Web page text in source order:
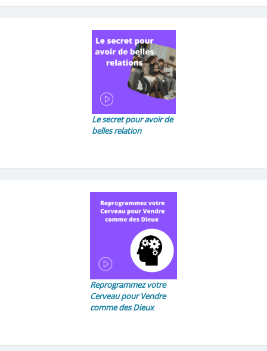
Le secret pour avoir de
belles relation
Reprogrammez votre
Cerveau pour Vendre
comme des Dieux